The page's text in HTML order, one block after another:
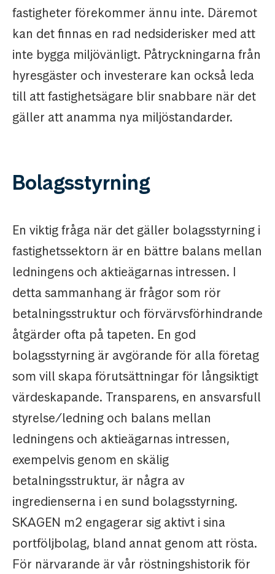
fastigheter förekommer ännu inte. Däremot
kan det finnas en rad nedsiderisker med att
inte bygga miljövänligt. Påtryckningarna från
hyresgäster och investerare kan också leda
till att fastighetsägare blir snabbare när det
gäller att anamma nya miljöstandarder.
Bolagsstyrning
En viktig fråga när det gäller bolagsstyrning i
fastighetssektorn är en bättre balans mellan
ledningens och aktieägarnas intressen. I
detta sammanhang är frågor som rör
betalningsstruktur och förvärvsförhindrande
åtgärder ofta på tapeten. En god
bolagsstyrning är avgörande för alla företag
som vill skapa förutsättningar för långsiktigt
värdeskapande. Transparens, en ansvarsfull
styrelse/ledning och balans mellan
ledningens och aktieägarnas intressen,
exempelvis genom en skälig
betalningsstruktur, är några av
ingredienserna i en sund bolagsstyrning.
SKAGEN m2 engagerar sig aktivt i sina
portföljbolag, bland annat genom att rösta.
För närvarande är vår röstningshistorik för